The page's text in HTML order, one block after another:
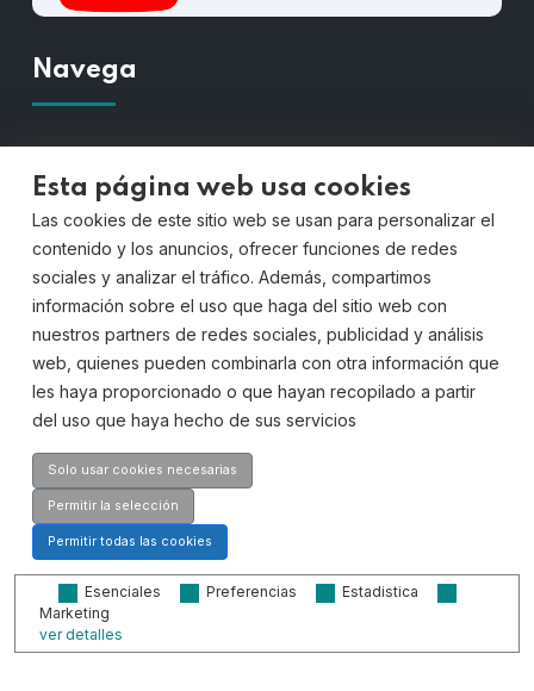
Navega
Descubre Sidilab
Productos
Catálogos
Consultoría
Blog
Contacto
Contáctanos
Dirección:
Esta página web usa cookies
Las cookies de este sitio web se usan para personalizar el
contenido y los anuncios, ofrecer funciones de redes
sociales y analizar el tráfico. Además, compartimos
información sobre el uso que haga del sitio web con
nuestros partners de redes sociales, publicidad y análisis
web, quienes pueden combinarla con otra información que
les haya proporcionado o que hayan recopilado a partir
del uso que haya hecho de sus servicios
Solo usar cookies necesarias
Permitir la selección
Permitir todas las cookies
Esenciales Preferencias
Estadistica
Marketing
ver detalles